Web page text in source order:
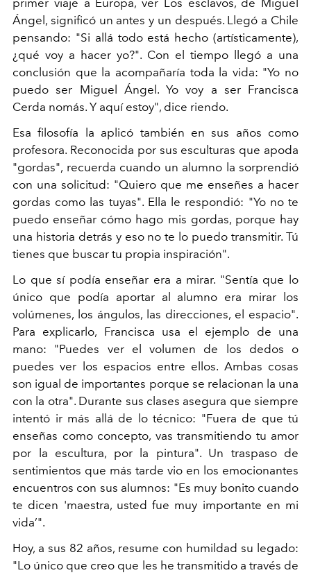
primer viaje a Europa, ver Los esclavos, de Miguel
Ángel, significó un antes y un después. Llegó a Chile
pensando: "Si allá todo está hecho (artísticamente),
¿qué voy a hacer yo?". Con el tiempo llegó a una
conclusión que la acompañaría toda la vida: "Yo no
puedo ser Miguel Ángel. Yo voy a ser Francisca
Cerda nomás. Y aquí estoy", dice riendo.
Esa filosofía la aplicó también en sus años como
profesora. Reconocida por sus esculturas que apoda
"gordas", recuerda cuando un alumno la sorprendió
con una solicitud: "Quiero que me enseñes a hacer
gordas como las tuyas". Ella le respondió: "Yo no te
puedo enseñar cómo hago mis gordas, porque hay
una historia detrás y eso no te lo puedo transmitir. Tú
tienes que buscar tu propia inspiración".
Lo que sí podía enseñar era a mirar. "Sentía que lo
único que podía aportar al alumno era mirar los
volúmenes, los ángulos, las direcciones, el espacio".
Para explicarlo, Francisca usa el ejemplo de una
mano: "Puedes ver el volumen de los dedos o
puedes ver los espacios entre ellos. Ambas cosas
son igual de importantes porque se relacionan la una
con la otra". Durante sus clases asegura que siempre
intentó ir más allá de lo técnico: "Fuera de que tú
enseñas como concepto, vas transmitiendo tu amor
por la escultura, por la pintura". Un traspaso de
sentimientos que más tarde vio en los emocionantes
encuentros con sus alumnos: "Es muy bonito cuando
te dicen 'maestra, usted fue muy importante en mi
vida’".
Hoy, a sus 82 años, resume con humildad su legado:
"Lo único que creo que les he transmitido a través de